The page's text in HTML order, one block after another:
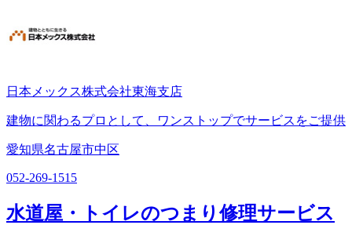
日本メックス株式会社東海支店
建物に関わるプロとして、ワンストップでサービスをご提供
愛知県名古屋市中区
052-269-1515
水道屋・トイレのつまり修理サービス